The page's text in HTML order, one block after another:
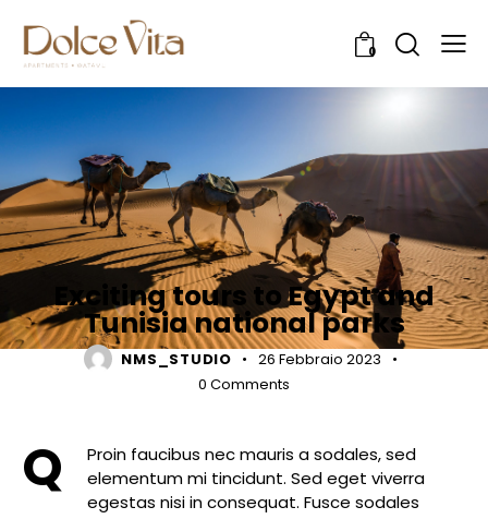
0
TOURISM
Exciting tours to Egypt and
Tunisia national parks
NMS_STUDIO
26 Febbraio 2023
0 Comments
Q
Proin faucibus nec mauris a sodales, sed
elementum mi tincidunt. Sed eget viverra
egestas nisi in consequat. Fusce sodales